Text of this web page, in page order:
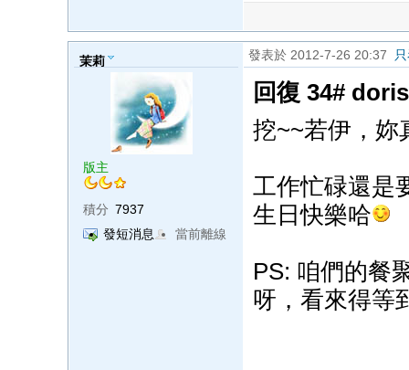
茉莉
版主
積分 7937
發短消息
當前離線
發表於 2012-7-26 20:37
回復 34#
挖~~若伊，妳
工作忙碌還是
生日快樂哈
PS: 咱們的餐
呀，看來得等